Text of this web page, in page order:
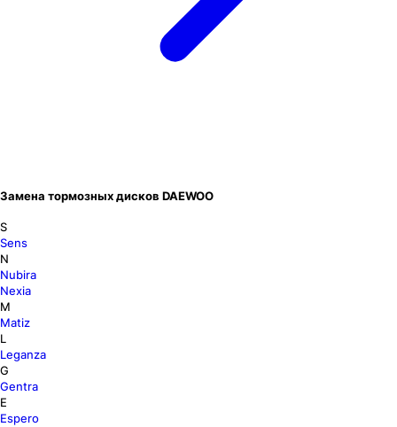
Замена тормозных дисков DAEWOO
S
Sens
N
Nubira
Nexia
M
Matiz
L
Leganza
G
Gentra
E
Espero